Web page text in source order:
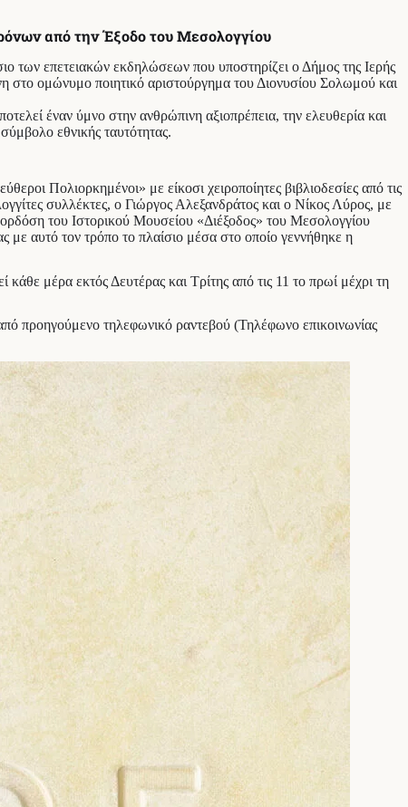
από την Έξοδο του Μεσολογγίου
των επετειακών εκδηλώσεων που υποστηρίζει ο Δήμος της Ιερής
στο ομώνυμο ποιητικό αριστούργημα του Διονυσίου Σολωμού και
έναν ύμνο στην ανθρώπινη αξιοπρέπεια, την ελευθερία και
εθνικής ταυτότητας.
Πολιορκημένοι» με είκοσι χειροποίητες βιβλιοδεσίες από τις
συλλέκτες, ο Γιώργος Αλεξανδράτος και ο Νίκος Λύρος, με
του Ιστορικού Μουσείου «Διέξοδος» του Μεσολογγίου
με αυτό τον τρόπο το πλαίσιο μέσα στο οποίο γεννήθηκε η
μέρα εκτός Δευτέρας και Τρίτης από τις 11 το πρωί μέχρι τη
προηγούμενο τηλεφωνικό ραντεβού (Τηλέφωνο επικοινωνίας